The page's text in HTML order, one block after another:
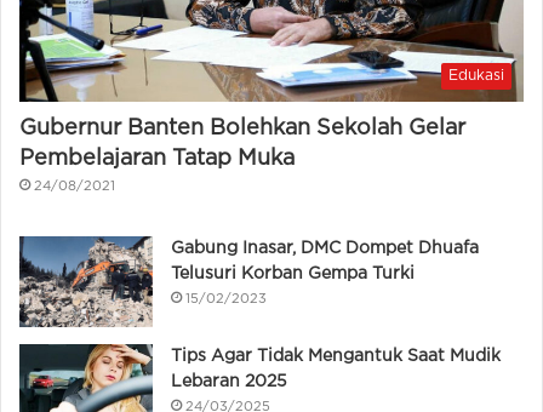
Edukasi
Gubernur Banten Bolehkan Sekolah Gelar
Pembelajaran Tatap Muka
24/08/2021
Gabung Inasar, DMC Dompet Dhuafa
Telusuri Korban Gempa Turki
15/02/2023
Tips Agar Tidak Mengantuk Saat Mudik
Lebaran 2025
24/03/2025